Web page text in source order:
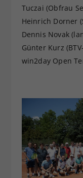
Tuczai (Obfrau
Heinrich Dorner
Dennis Novak
Günter Kurz
win2day Open